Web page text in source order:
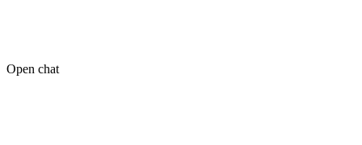
Open chat